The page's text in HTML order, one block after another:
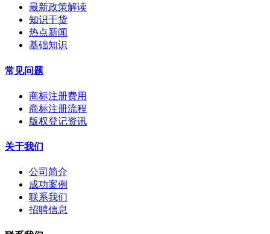
最新政策解读
知识干货
热点新闻
基础知识
常见问题
商标注册费用
商标注册流程
版权登记资讯
关于我们
公司简介
成功案例
联系我们
招聘信息